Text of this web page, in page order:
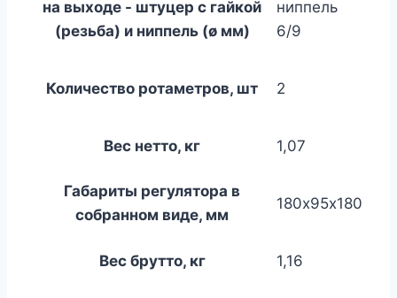
на выходе - штуцер с гайкой
(резьба) и ниппель (ø мм)
ниппель
6/9
Количество ротаметров, шт 2
Вес нетто, кг 1,07
Габариты регулятора в
собранном виде, мм
180х95х180
Вес брутто, кг 1,16